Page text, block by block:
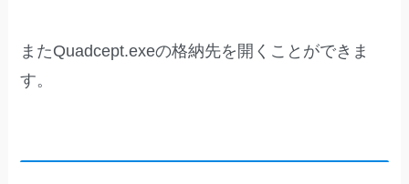
またQuadcept.exeの格納先を開くことができま
す。